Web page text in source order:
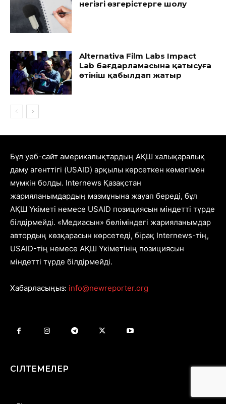
негізгі өзгерістерге шолу
Alternativa Film Labs Impact
Lab бағдарламасына қатысуға
өтініш қабылдап жатыр
Бұл уеб-сайт америкалықтардың АҚШ халықаралық
даму агенттігі (USAID) арқылы көрсеткен көмегімен
мүмкін болды. Internews Қазақстан
жарияланымдардың мазмұнына жауап береді, бұл
АҚШ Үкіметі немесе USAID позициясын міндетті түрде
білдірмейді. «Медиасын» бөліміндегі жарияланымдар
автордың көзқарасын көрсетеді, бірақ Internews-тің,
USAID-тің немесе АҚШ Үкіметінің позициясын
міндетті түрде білдірмейді.
Хабарласыңыз: info@newreporter.org
СІЛТЕМЕЛЕР